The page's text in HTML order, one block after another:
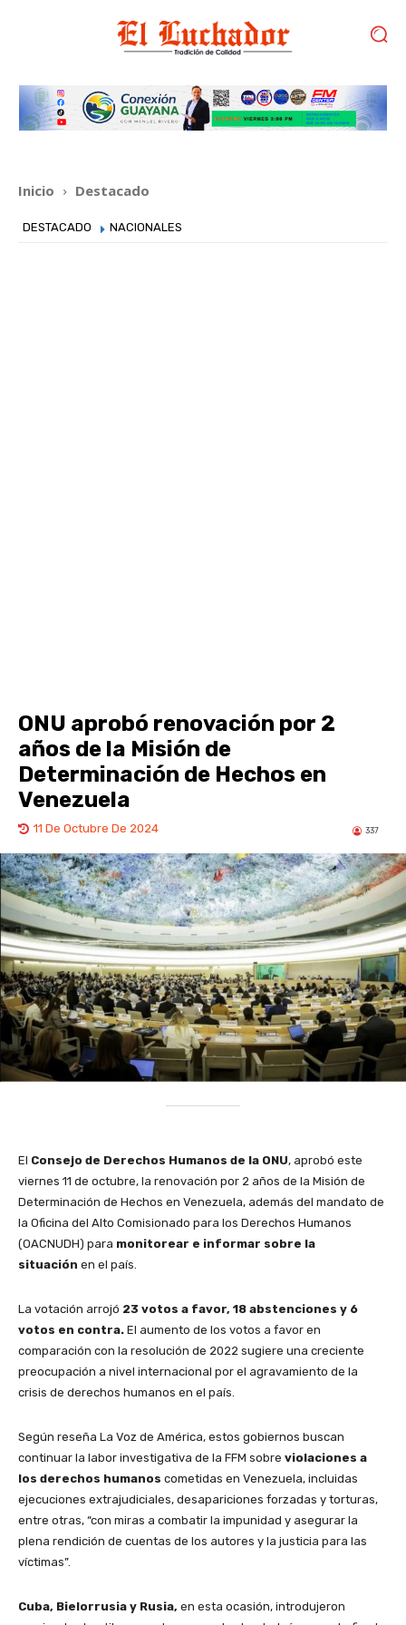
Inicio Destacado
DESTACADO NACIONALES
ONU aprobó renovación por 2
años de la Misión de
Determinación de Hechos en
Venezuela
11 De Octubre De 2024 337
El Consejo de Derechos Humanos de la ONU, aprobó este
viernes 11 de octubre, la renovación por 2 años de la Misión de
Determinación de Hechos en Venezuela, además del mandato de
la Oficina del Alto Comisionado para los Derechos Humanos
(OACNUDH) para monitorear e informar sobre la
situación en el país.
La votación arrojó 23 votos a favor, 18 abstenciones y 6
votos en contra. El aumento de los votos a favor en
comparación con la resolución de 2022 sugiere una creciente
preocupación a nivel internacional por el agravamiento de la
crisis de derechos humanos en el país.
Según reseña La Voz de América, estos gobiernos buscan
continuar la labor investigativa de la FFM sobre violaciones a
los derechos humanos cometidas en Venezuela, incluidas
ejecuciones extrajudiciales, desapariciones forzadas y torturas,
entre otras, “con miras a combatir la impunidad y asegurar la
plena rendición de cuentas de los autores y la justicia para las
víctimas”.
Cuba, Bielorrusia y Rusia, en esta ocasión, introdujeron